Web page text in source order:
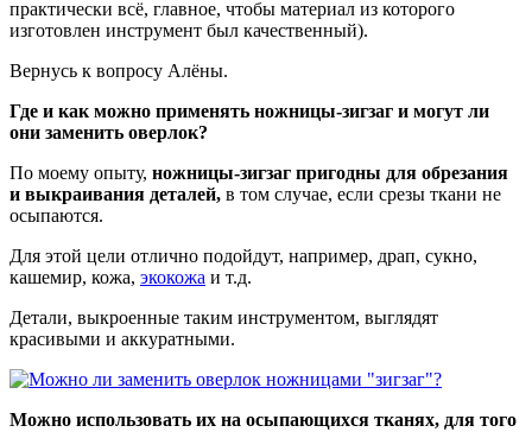
практически всё, главное, чтобы материал из которого
изготовлен инструмент был качественный).
Вернусь к вопросу Алёны.
Где и как можно применять ножницы-зигзаг и могут ли
они заменить оверлок?
По моему опыту, ножницы-зигзаг пригодны для обрезания
и выкраивания деталей, в том случае, если срезы ткани не
осыпаются.
Для этой цели отлично подойдут, например, драп, сукно,
кашемир, кожа, экокожа и т.д.
Детали, выкроенные таким инструментом, выглядят
красивыми и аккуратными.
Можно использовать их на осыпающихся тканях, для того